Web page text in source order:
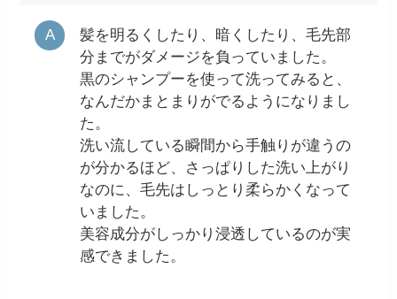
髪を明るくしたり、暗くしたり、毛先部
分までがダメージを負っていました。
黒のシャンプーを使って洗ってみると、
なんだかまとまりがでるようになりまし
た。
洗い流している瞬間から手触りが違うの
が分かるほど、さっぱりした洗い上がり
なのに、毛先はしっとり柔らかくなって
いました。
美容成分がしっかり浸透しているのが実
感できました。